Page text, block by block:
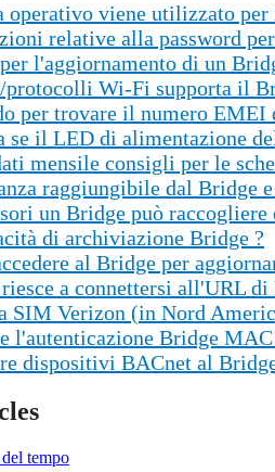
operativo viene utilizzato
relative alla password
l'aggiornamento di un
protocolli Wi-Fi supporta il
per trovare il numero
se il LED di alimentazione
mensile consigli per le
raggiungibile dal Bridge
un Bridge può raccogliere
di archiviazione Bridge ?
al Bridge per
a connettersi all'URL di
SIM Verizon (in Nord
l'autenticazione Bridge
dispositivi BACnet al
tempo